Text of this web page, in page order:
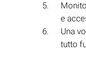
e
Una
tutto